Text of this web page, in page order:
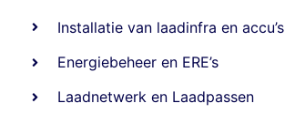
Installatie van laadinfra en accu’s
Energiebeheer en ERE’s
Laadnetwerk en Laadpassen